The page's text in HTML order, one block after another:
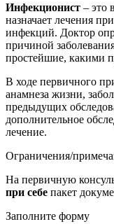
Инфекционист – это
назначает лечения
инфекций. Доктор
причиной
простейшие, какими
В ходе первичного
анамнеза жизни,
предыдущих
дополнительное
лечение.
Ограничения/
На первичную
при себе пакет
Заполните форму